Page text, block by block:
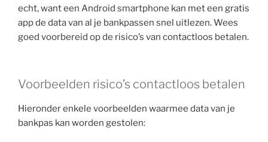
echt, want een Android smartphone kan met een gratis
app de data van al je bankpassen snel uitlezen. Wees
goed voorbereid op de risico’s van contactloos betalen.
Voorbeelden risico’s contactloos betalen
Hieronder enkele voorbeelden waarmee data van je
bankpas kan worden gestolen: